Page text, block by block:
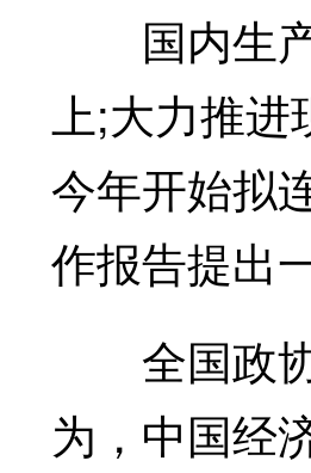
国内生产
上;大力推进
今年开始拟
作报告提出
全国政协
为，中国经